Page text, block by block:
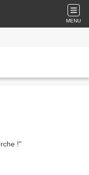
MENU